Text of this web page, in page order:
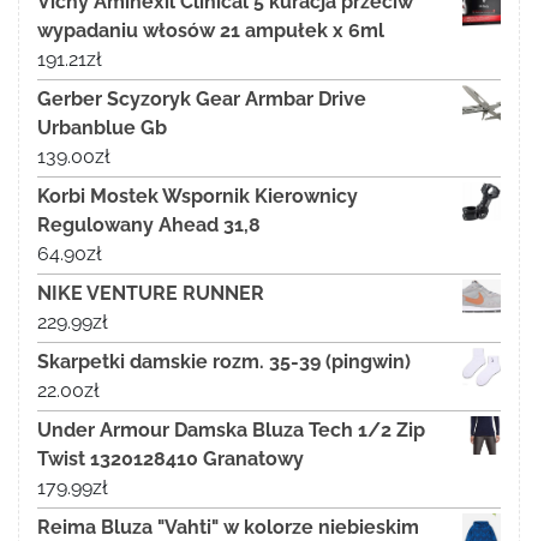
wypadaniu włosów 21 ampułek x 6ml
191.21zł
Gerber Scyzoryk Gear Armbar Drive
Urbanblue Gb
139.00zł
Korbi Mostek Wspornik Kierownicy
Regulowany Ahead 31,8
64.90zł
NIKE VENTURE RUNNER
229.99zł
Skarpetki damskie rozm. 35-39 (pingwin)
22.00zł
Under Armour Damska Bluza Tech 1/2 Zip
Twist 1320128410 Granatowy
179.99zł
Reima Bluza "Vahti" w kolorze niebieskim